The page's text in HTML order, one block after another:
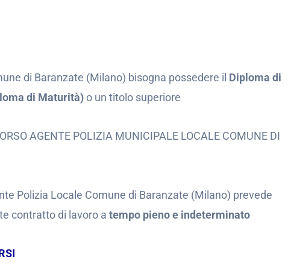
di Baranzate (Milano) bisogna possedere il Diploma di
di Maturità)o un titolo superiore
AGENTE POLIZIA MUNICIPALE LOCALE COMUNE DI
Polizia Locale Comune di Baranzate (Milano) prevede
contratto di lavoro a tempo pieno e indeterminato